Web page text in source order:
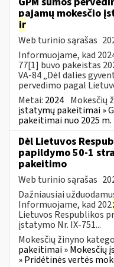
pajamų mokesčio
ir
Web turinio sąrašas
Informuojame, kad
77[1] buvo pakeistas
VA-84 „Dėl dalies
pervedimo pagal
Metai: 2024 Mokesčių
įstatymų pakeitimai »
pakeitimai nuo 2025 m.
Dėl Lietuvos
papildymo 50-1
pakeitimo
Web turinio sąrašas
Dažniausiai
Informuojame, kad 202
Lietuvos Respublikos
įstatymo Nr. IX-751...
Mokesčių žinyno
pakeitimai » Mokesčių
» Pridėtinės vertės